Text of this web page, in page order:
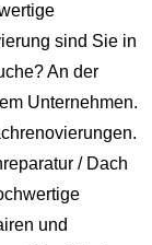
sind Sie in
An der
Unternehmen.
/ Dach
und